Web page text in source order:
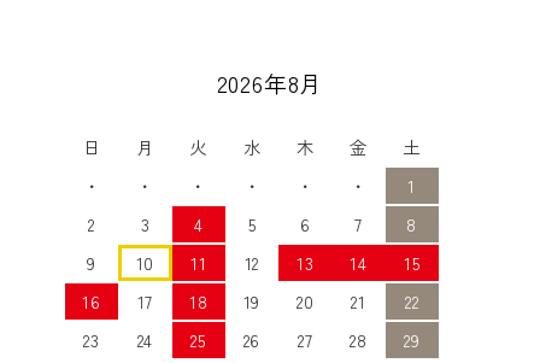
2026年8月
日 月 火 水 木 金
土
・
・ ・ ・ ・ ・
1
2
3 4 5 6 7
8
9
10 11 12 13 14
15
16
17 18 19 20 21
22
23
24 25 26 27 28
29